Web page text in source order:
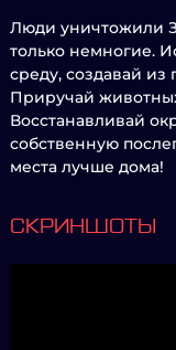
Люди уничтожили
только немногие.
среду, создавай
Приручай
Восстанавливай
собственную
места лучше дома!
СКРИНШОТЫ